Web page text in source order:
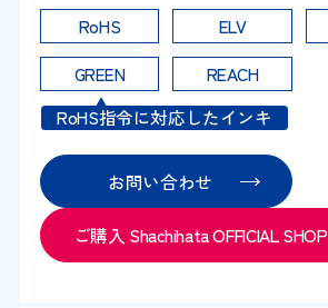
RoHS ELV
GREEN
RoHS指令に対応したインキ
REACH
お問い合わせ
ご購入 Shachihata OFFICIAL SHOP